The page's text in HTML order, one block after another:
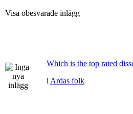
Visa obesvarade inlägg
Which is the top rated
i Ardas folk